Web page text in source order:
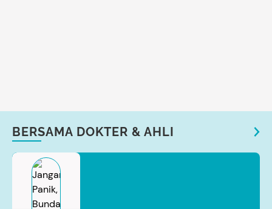
BERSAMA DOKTER & AHLI